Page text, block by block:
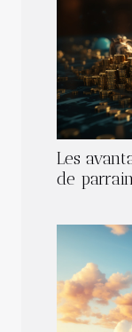
Les
de